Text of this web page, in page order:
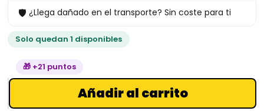
🛡 ¿Llega dañado en el transporte? Sin coste para ti
Solo quedan 1 disponibles
🎁 +21 puntos
Convention
2021
Marvel
cantidad
Añadir al carrito